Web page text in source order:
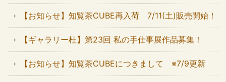
【お知らせ】知覧茶CUBE再入荷 7/11(土)販売開始！
【ギャラリー杜】第23回 私の手仕事展作品募集！
【お知らせ】知覧茶CUBEにつきまして ※7/9更新